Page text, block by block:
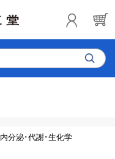
内分泌･代謝･生化学